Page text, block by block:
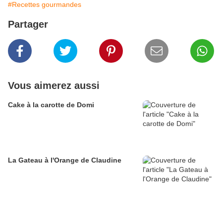
#Recettes gourmandes
Partager
Vous aimerez aussi
Cake à la carotte de Domi
La Gateau à l'Orange de Claudine